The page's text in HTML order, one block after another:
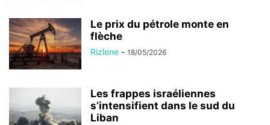
Le prix du pétrole monte en
flèche
Rizlene - 18/05/2026
Les frappes israéliennes
s’intensifient dans le sud du
Liban